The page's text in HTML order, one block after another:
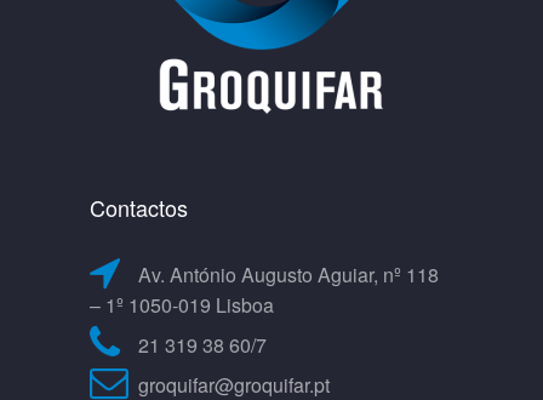
Contactos
Av. António Augusto Aguiar, nº 118
– 1º 1050-019 Lisboa
21 319 38 60/7
groquifar@groquifar.pt